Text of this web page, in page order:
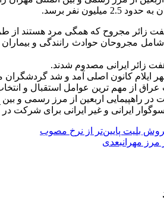
نفر برسد.
هفت زائر مجروح که همگی مرد هستند
داد: از شب گذشته تا صبح امروز در مجموع 21 ایرانی
زائر ایرانی مصدوم شدند.
از مهم ترین عوامل استقبال و
و غیر ایرانی برای شرکت در آیین
بلیت پایین‌تر از نرخ مصوب
بعدی